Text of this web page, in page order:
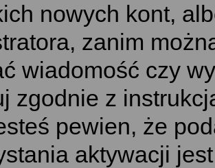
nowych kont,
zanim
wiadomość czy
zgodnie z
pewien, że
aktywacji